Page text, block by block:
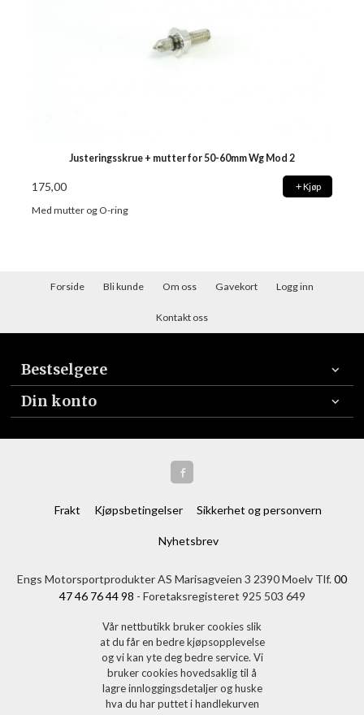
Justeringsskrue + mutter for 50-60mm Wg Mod 2
175,00 Kjøp
Med mutter og O-ring
Forside Bli kunde Om oss Gavekort Logg inn
Kontakt oss
Bestselgere
Din konto
Frakt Kjøpsbetingelser Sikkerhet og personvern
Nyhetsbrev
Engs Motorsportprodukter AS Marisagveien 3 2390 Moelv Tlf.00
47 46 76 44 98 - Foretaksregisteret 925 503 649
Vår nettbutikk bruker cookies slik
at du får en bedre kjøpsopplevelse
og vi kan yte deg bedre service. Vi
bruker cookies hovedsaklig til å
lagre innloggingsdetaljer og huske
hva du har puttet i handlekurven